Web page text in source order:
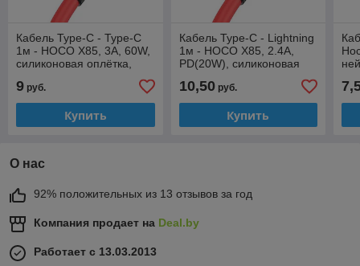
Кабель Type-C - Type-C
1м - HOCO X85, 3А, 60W,
силиконовая оплётка,
9 руб.
Купить
Кабель Type-C - Lightning
1м - HOCO X85, 2.4А,
PD(20W), силиконовая
10,50руб.
Купить
О нас
92% положительных из 13 отзывов за год
Компания продает на Deal.by
Работает с 13.03.2013